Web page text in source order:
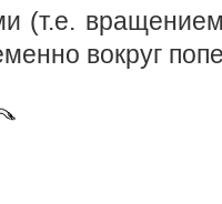
(т.е.
вокруг